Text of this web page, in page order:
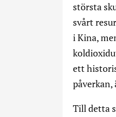
största
svårt
i Kina,
ett
Till detta